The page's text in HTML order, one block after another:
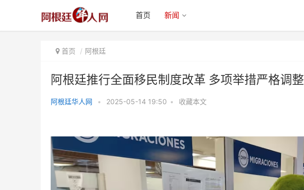
首页 新闻
首页 阿根廷
阿根廷推行全面移民制度改革 多项举措严格调整
阿根廷华人网 • 2025-05-14 19:50 • 收藏本文